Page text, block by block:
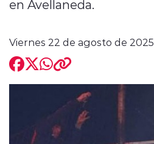
modo claro
en Avellaneda.
Viernes 22 de agosto de 2025